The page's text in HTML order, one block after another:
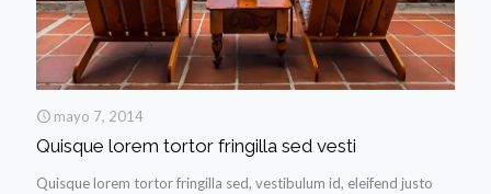
mayo 7, 2014
Quisque lorem tortor fringilla sed vesti
Quisque lorem tortor fringilla sed, vestibulum id, eleifend justo